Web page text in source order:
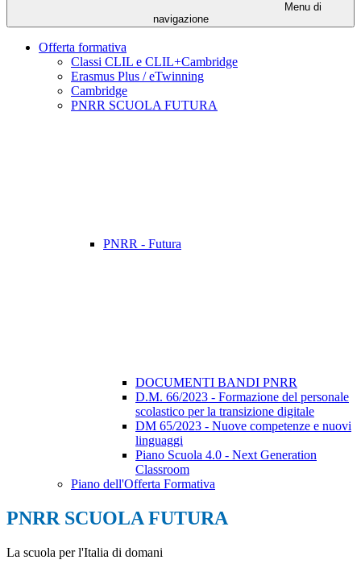
Menu di
navigazione
Offerta formativa
Classi CLIL e CLIL+Cambridge
Erasmus Plus / eTwinning
Cambridge
PNRR SCUOLA FUTURA
PNRR - Futura
DOCUMENTI BANDI PNRR
D.M. 66/2023 - Formazione del personale
scolastico per la transizione digitale
DM 65/2023 - Nuove competenze e nuovi
linguaggi
Piano Scuola 4.0 - Next Generation
Classroom
Piano dell'Offerta Formativa
PNRR SCUOLA FUTURA
La scuola per l'Italia di domani